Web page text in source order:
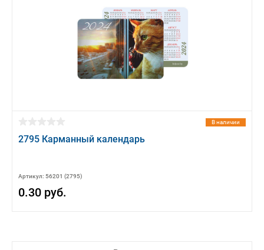
В наличии
2795 Карманный календарь
Артикул: 56201 (2795)
0.30 руб.